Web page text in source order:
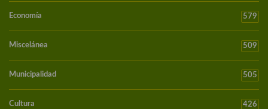
Economía 579
Miscelánea 509
Municipalidad 505
Cultura 426